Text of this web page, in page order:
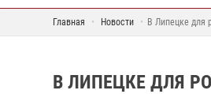
Главная Новости В Липецке для
В ЛИПЕЦКЕ ДЛЯ